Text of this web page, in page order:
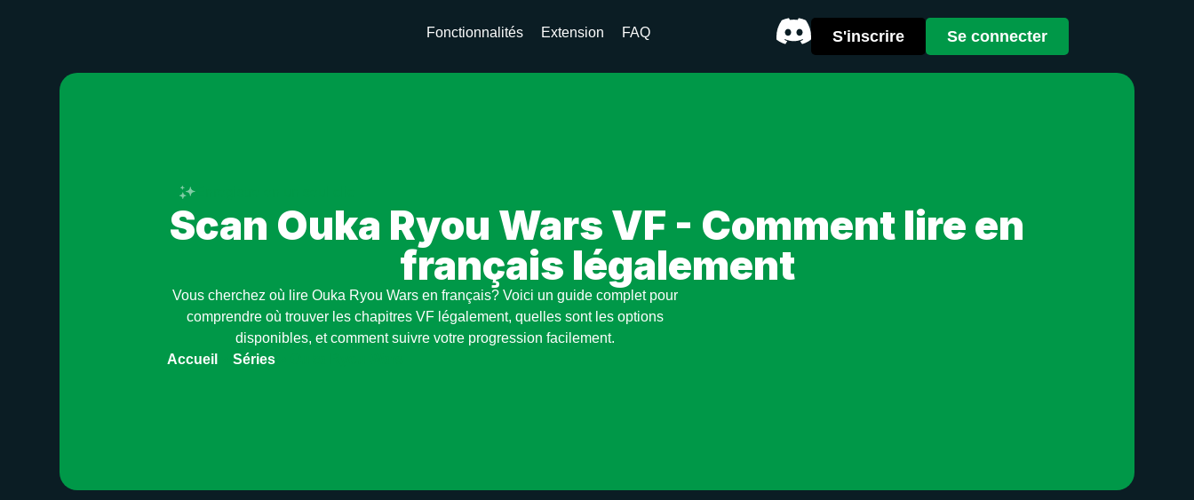
Fonctionnalités Extension FAQ S'inscrire Se connecter
Enregistre en un seul clic
Scan Ouka Ryou Wars VF - Comment lire en
français légalement
Vous cherchez où lire Ouka Ryou Wars en français? Voici un guide complet pour
comprendre où trouver les chapitres VF légalement, quelles sont les options
disponibles, et comment suivre votre progression facilement.
Accueil
»Séries